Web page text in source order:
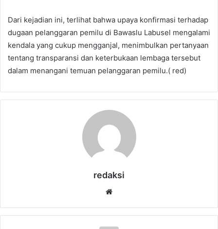
Dari kejadian ini, terlihat bahwa upaya konfirmasi terhadap
dugaan pelanggaran pemilu di Bawaslu Labusel mengalami
kendala yang cukup mengganjal, menimbulkan pertanyaan
tentang transparansi dan keterbukaan lembaga tersebut
dalam menangani temuan pelanggaran pemilu.( red)
redaksi